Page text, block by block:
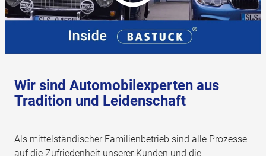
Wir sind Automobilexperten aus
Tradition und Leidenschaft
Als mittelständischer Familienbetrieb sind alle Prozesse
auf die Zufriedenheit unserer Kunden und die